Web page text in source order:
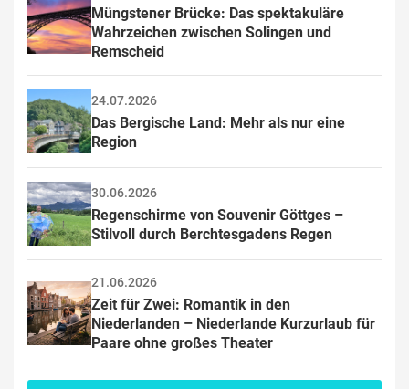
Müngstener Brücke: Das spektakuläre
Wahrzeichen zwischen Solingen und
Remscheid
24.07.2026
Das Bergische Land: Mehr als nur eine
Region
30.06.2026
Regenschirme von Souvenir Göttges –
Stilvoll durch Berchtesgadens Regen
21.06.2026
Zeit für Zwei: Romantik in den
Niederlanden – Niederlande Kurzurlaub für
Paare ohne großes Theater